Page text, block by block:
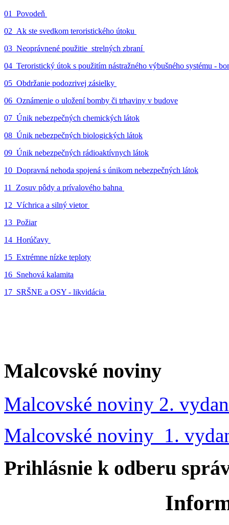
01_Povodeň
02_Ak ste svedkom teroristického útoku
03_Neoprávnené použitie strelných zbraní
04_Teroristický útok s použitím nástražného výbušného systému -
05_Obdržanie podozrivej zásielky
06_Oznámenie o uložení bomby či trhaviny v budove
07_Únik nebezpečných chemických látok
08_Únik nebezpečných biologických látok
09_Únik nebezpečných rádioaktívnych látok
10_Dopravná nehoda spojená s únikom nebezpečných látok
11_Zosuv pôdy a prívalového bahna
12_Víchrica a silný vietor
13_Požiar
14_Horúčavy
15_Extrémne nízke teploty
16_Snehová kalamita
17_SRŠNE a OSY - likvidácia
Malcovské noviny
Malcovské noviny 2.
Malcovské noviny 1.
Prihlásnie k odberu